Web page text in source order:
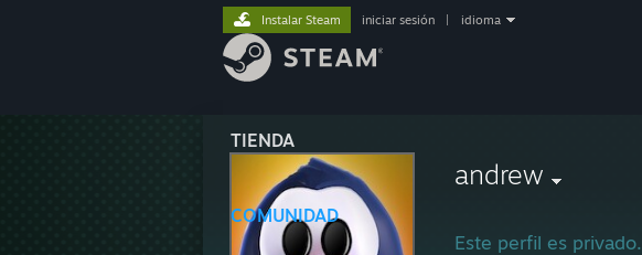
TIENDA
COMUNIDAD
Instalar Steam iniciar sesión idioma
andrew
Este perfil es privado.